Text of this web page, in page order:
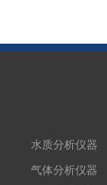
水质分析仪器
气体分析仪器